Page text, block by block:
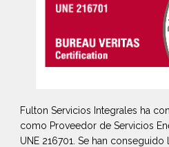
Fulton Servicios Integrales ha
como Proveedor de Servicios
UNE 216701. Se han